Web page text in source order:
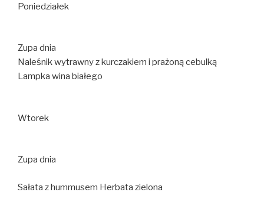
Poniedziałek
Zupa dnia
Naleśnik wytrawny z kurczakiem i prażoną cebulką
Lampka wina białego
Wtorek
Zupa dnia
Sałata z hummusem Herbata zielona